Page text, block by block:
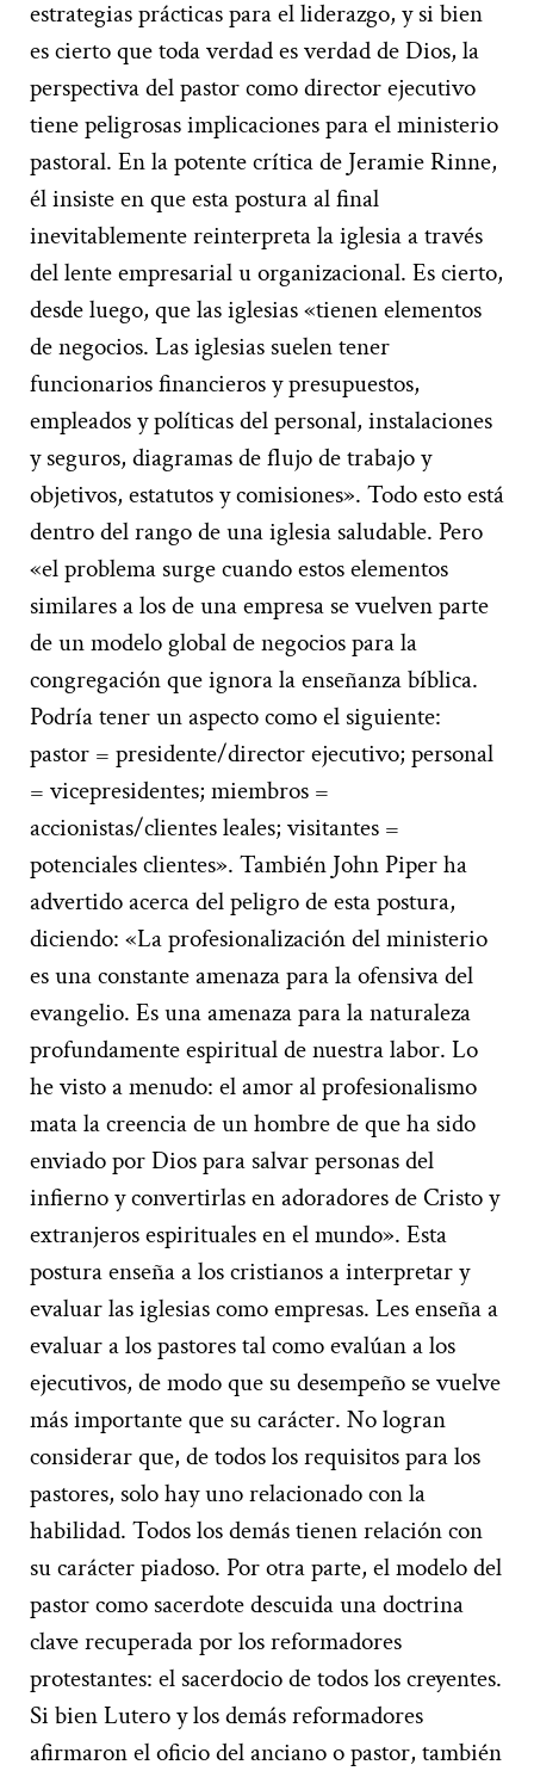
estrategias prácticas para el liderazgo, y si bien
es cierto que toda verdad es verdad de Dios, la
perspectiva del pastor como director ejecutivo
tiene peligrosas implicaciones para el ministerio
pastoral. En la potente crítica de Jeramie Rinne,
él insiste en que esta postura al final
inevitablemente reinterpreta la iglesia a través
del lente empresarial u organizacional. Es cierto,
desde luego, que las iglesias «tienen elementos
de negocios. Las iglesias suelen tener
funcionarios financieros y presupuestos,
empleados y políticas del personal, instalaciones
y seguros, diagramas de flujo de trabajo y
objetivos, estatutos y comisiones». Todo esto está
dentro del rango de una iglesia saludable. Pero
«el problema surge cuando estos elementos
similares a los de una empresa se vuelven parte
de un modelo global de negocios para la
congregación que ignora la enseñanza bíblica.
Podría tener un aspecto como el siguiente:
pastor = presidente/director ejecutivo; personal
= vicepresidentes; miembros =
accionistas/clientes leales; visitantes =
potenciales clientes». También John Piper ha
advertido acerca del peligro de esta postura,
diciendo: «La profesionalización del ministerio
es una constante amenaza para la ofensiva del
evangelio. Es una amenaza para la naturaleza
profundamente espiritual de nuestra labor. Lo
he visto a menudo: el amor al profesionalismo
mata la creencia de un hombre de que ha sido
enviado por Dios para salvar personas del
infierno y convertirlas en adoradores de Cristo y
extranjeros espirituales en el mundo». Esta
postura enseña a los cristianos a interpretar y
evaluar las iglesias como empresas. Les enseña a
evaluar a los pastores tal como evalúan a los
ejecutivos, de modo que su desempeño se vuelve
más importante que su carácter. No logran
considerar que, de todos los requisitos para los
pastores, solo hay uno relacionado con la
habilidad. Todos los demás tienen relación con
su carácter piadoso. Por otra parte, el modelo del
pastor como sacerdote descuida una doctrina
clave recuperada por los reformadores
protestantes: el sacerdocio de todos los creyentes.
Si bien Lutero y los demás reformadores
afirmaron el oficio del anciano o pastor, también